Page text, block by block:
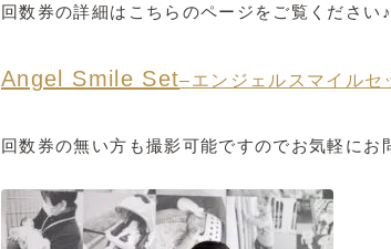
回数券の詳細はこちらのページをご覧ください♪
Angel Smile Set–エンジェルスマイルセ
回数券の無い方も撮影可能ですのでお気軽にお